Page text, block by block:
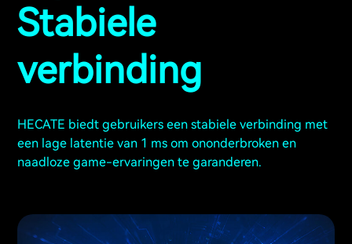
Stabiele
verbinding
HECATE biedt gebruikers een stabiele verbinding met
een lage latentie van 1 ms om ononderbroken en
naadloze game-ervaringen te garanderen.